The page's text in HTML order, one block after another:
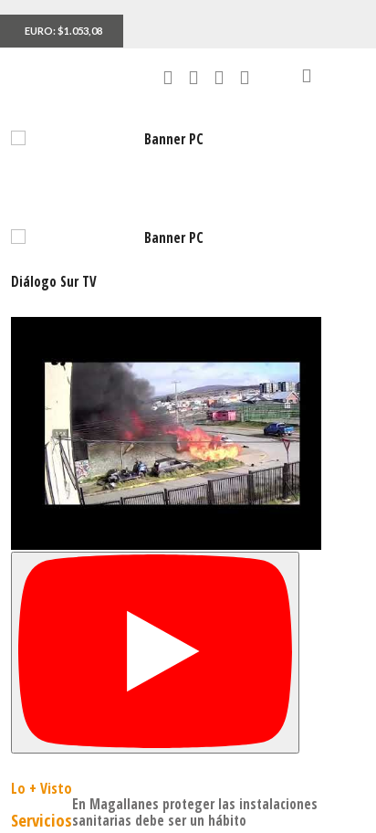
EURO: $1.053,08
Diálogo Sur TV
Lo + Visto
Servicios
En Magallanes proteger las instalaciones
sanitarias debe ser un hábito